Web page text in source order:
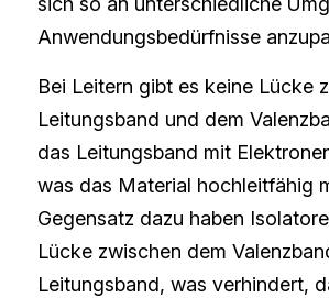
Anwendungsbedürfnisse
Bei Leitern gibt es keine Lücke
Leitungsband und dem
das Leitungsband mit
was das Material hochleitfähig
Gegensatz dazu haben
Lücke zwischen dem
Leitungsband, was verhindert,